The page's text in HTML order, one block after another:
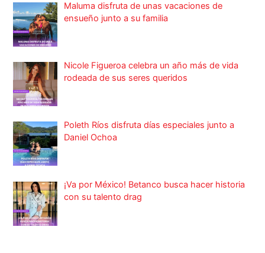
Maluma disfruta de unas vacaciones de
ensueño junto a su familia
Nicole Figueroa celebra un año más de vida
rodeada de sus seres queridos
Poleth Ríos disfruta días especiales junto a
Daniel Ochoa
¡Va por México! Betanco busca hacer historia
con su talento drag